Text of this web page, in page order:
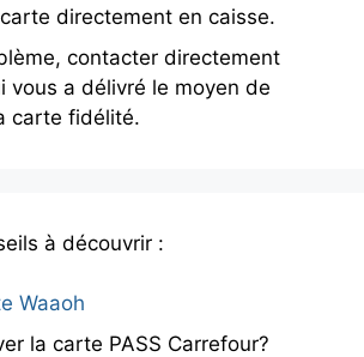
directement en caisse.
contacter directement
vous a délivré le moyen de
carte fidélité.
à découvrir :
Waaoh
la carte PASS Carrefour?